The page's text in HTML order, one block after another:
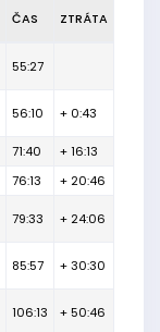
ČAS ZTRÁTA
55:27
56:10 + 0:43
71:40
+ 16:13
76:13 + 20:46
79:33 + 24:06
85:57 + 30:30
106:13 + 50:46